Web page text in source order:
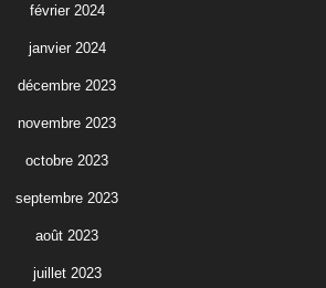
février 2024
janvier 2024
décembre 2023
novembre 2023
octobre 2023
septembre 2023
août 2023
juillet 2023